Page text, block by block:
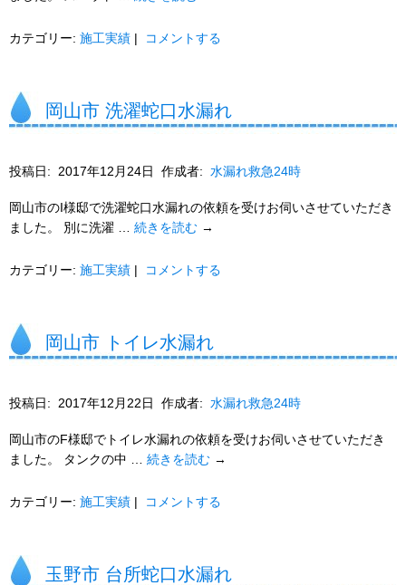
カテゴリー: 施工実績 | コメントする
岡山市 洗濯蛇口水漏れ
投稿日: 2017年12月24日 作成者: 水漏れ救急24時
岡山市のI様邸で洗濯蛇口水漏れの依頼を受けお伺いさせていただき
ました。 別に洗濯 … 続きを読む →
カテゴリー: 施工実績 | コメントする
岡山市 トイレ水漏れ
投稿日: 2017年12月22日 作成者: 水漏れ救急24時
岡山市のF様邸でトイレ水漏れの依頼を受けお伺いさせていただき
ました。 タンクの中 … 続きを読む →
カテゴリー: 施工実績 | コメントする
玉野市 台所蛇口水漏れ